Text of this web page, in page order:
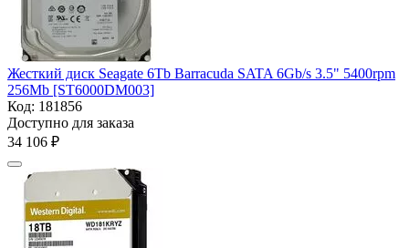
Жесткий диск Seagate 6Tb Barracuda SATA 6Gb/s 3.5" 5400rpm
256Mb [ST6000DM003]
Код: 181856
Доступно для заказа
34 106 ₽